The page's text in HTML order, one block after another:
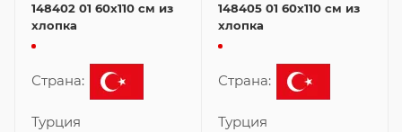
148402 01 60x110 см из
хлопка
Страна:
Турция
148405 01 60x110 см из
хлопка
Страна:
Турция